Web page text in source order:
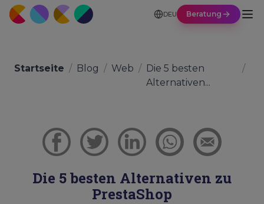
DEU Beratung
Startseite / Blog / Web / Die 5 besten
Alternativen...
/
Die 5 besten Alternativen zu
PrestaShop